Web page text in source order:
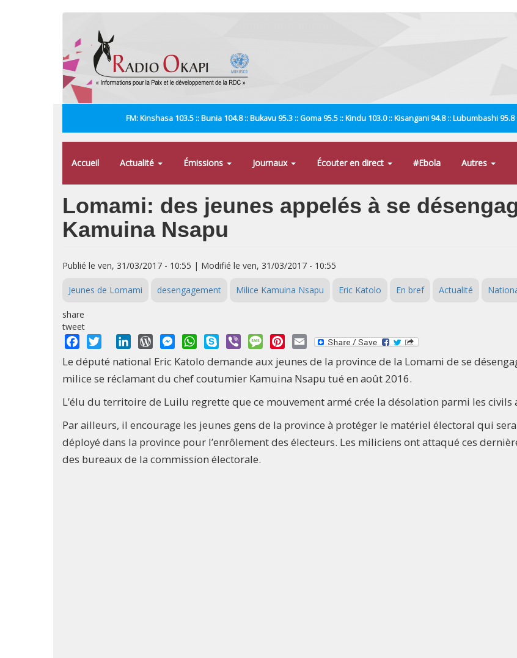
FM: Kinshasa 103.5 :: Bunia 104.8 :: Bukavu 95.3 :: Goma 95.5 :: Kindu 103.0 :: Kisangani 94.8 :: Lubumbashi
Accueil Actualité Émissions Journaux Écouter en direct #Ebola Autres
Lomami: des jeunes appelés à se
Kamuina Nsapu
Publié le ven, 31/03/2017 - 10:55 | Modifié le ven, 31/03/2017 - 10:55
Jeunes de Lomami desengagement Milice Kamuina Nsapu Eric Katolo En bref Actualité
share
tweet
Facebook
Twitter LinkedInWordPressMessengerWhatsApp
Skype Viber MessagePinterest
Email
Le député national Eric Katolo demande aux jeunes de la province de la Lomami de se
milice se réclamant du chef coutumier Kamuina Nsapu tué en août 2016.
L’élu du territoire de Luilu regrette que ce mouvement armé crée la désolation parmi les civils
Par ailleurs, il encourage les jeunes gens de la province à protéger le matériel électoral qui
déployé dans la province pour l’enrôlement des électeurs. Les miliciens ont attaqué ces
des bureaux de la commission électorale.